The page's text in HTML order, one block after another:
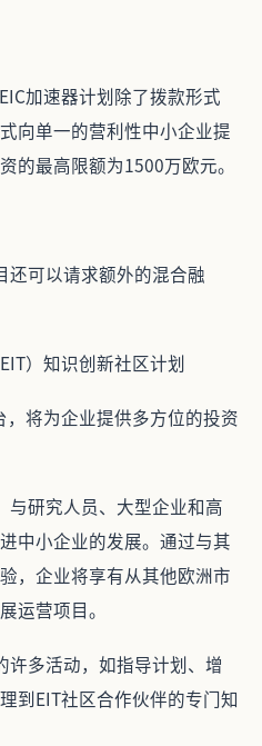
加速器计划除了拨款形式
向单一的营利性中小企业提
的最高限额为1500万欧元。
还可以请求额外的混合融
）知识创新社区计划
将为企业提供多方位的投资
与研究人员、大型企业和高
中小企业的发展。通过与其
，企业将享有从其他欧洲市
运营项目。
多活动，如指导计划、增
到EIT社区合作伙伴的专门知